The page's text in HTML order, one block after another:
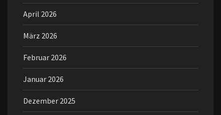
April 2026
März 2026
Februar 2026
Januar 2026
Dezember 2025